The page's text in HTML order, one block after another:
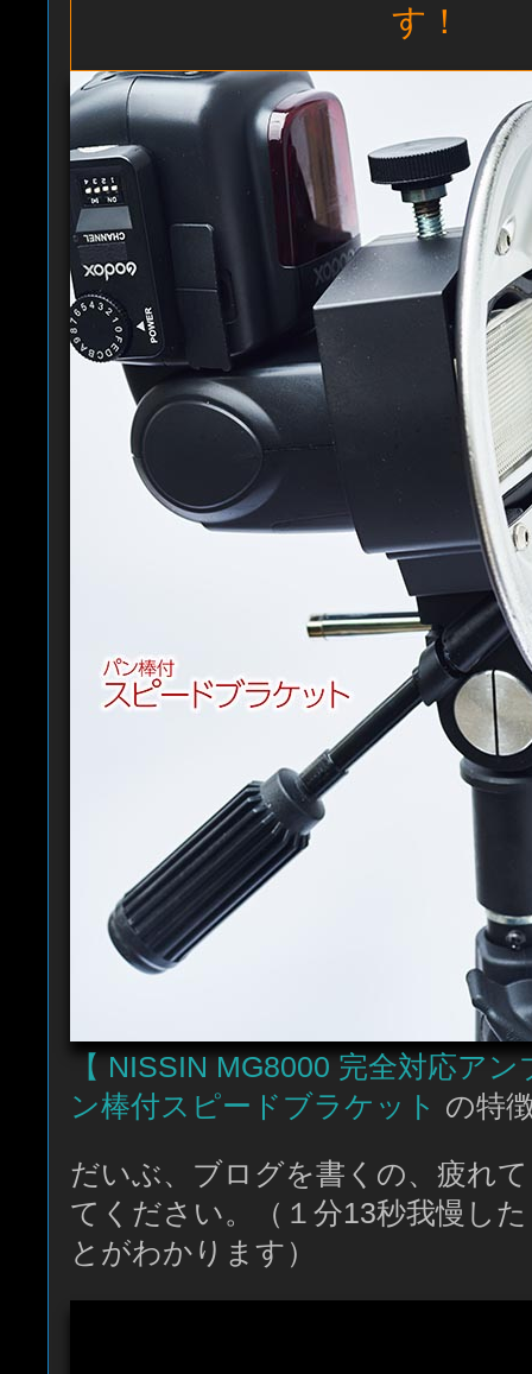
す！
【 NISSIN MG8000 完全対応ア
ン棒付スピードブラケット の特
だいぶ、ブログを書くの、疲れ
てください。（１分13秒我慢し
とがわかります）